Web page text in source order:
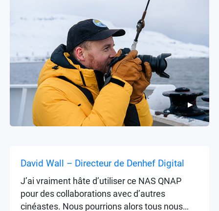
▶
David Wall – Directeur de Denhef Digital
J’ai vraiment hâte d’utiliser ce NAS QNAP
pour des collaborations avec d’autres
cinéastes. Nous pourrions alors tous nous